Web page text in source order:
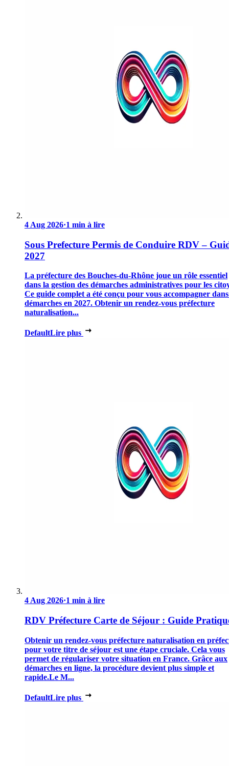
4 Aug 2026·1 min à lire
Sous Prefecture Permis de Conduire RDV –
2027
La préfecture des Bouches-du-Rhône joue un rôle essentiel
dans la gestion des démarches administratives pour les
Ce guide complet a été conçu pour vous accompagner
démarches en 2027. Obtenir un rendez-vous préfecture
naturalisation...
DefaultLire plus
4 Aug 2026·1 min à lire
RDV Préfecture Carte de Séjour : Guide
Obtenir un rendez-vous préfecture naturalisation en
pour votre titre de séjour est une étape cruciale. Cela vous
permet de régulariser votre situation en France. Grâce aux
démarches en ligne, la procédure devient plus simple et
rapide.Le M...
DefaultLire plus